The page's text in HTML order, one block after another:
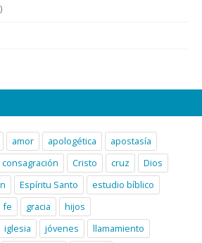
amor apologética
apostasía
consagración Cristo cruz
Dios
Espíritu Santo
estudio bíblico
fe gracia
hijos
iglesia jóvenes
llamamiento